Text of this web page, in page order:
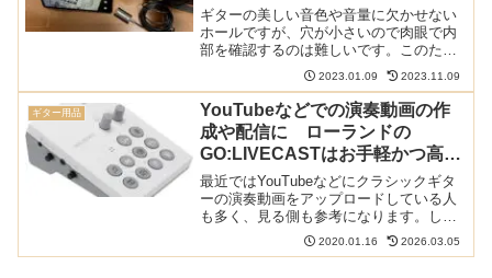
かり、ホールに落としたものを拾
うのにも
ギターの美しい音色や音量に欠かせない
ホールですが、穴が小さいので肉眼で内
部を確認するのは難しいです。このため
表面板や裏板、側面板の割れを確認した
り、力木の状態を確認したくてもなんと
なく叩いて変な音がしないか確認する程
度なのではないでしょうか...
2023.01.09 2023.11.09
ギター用品
YouTubeなどでの演奏動画の作
成や配信に ローランドの
GO:LIVECASTはお手軽かつ高音
質に配信できるツール
最近ではYouTubeなどにクラシックギタ
ーの演奏動画をアップロードしている人
も多く、見る側も参考になります。しか
しながら、ただ演奏を録画しただけとい
うものも多く、いまいち視聴数が増えな
2020.01.16 2026.03.05